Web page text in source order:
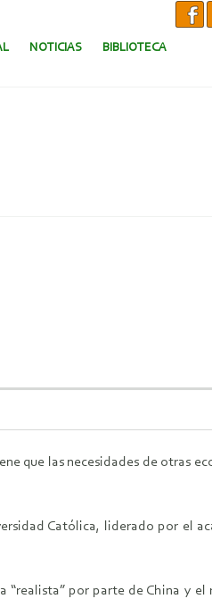
NOTICIAS BIBLIOTECA
que las necesidades de otras
Católica, liderado por el
por parte de China y el